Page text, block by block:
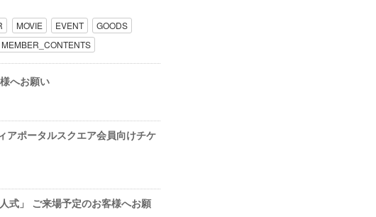
MOVIE EVENT
GOODS
MEMBER_CONTENTS
へお願い
アポータルスクエア会員向けチケ
式」 ご来場予定のお客様へお願